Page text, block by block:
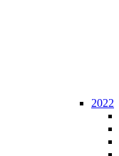
2022